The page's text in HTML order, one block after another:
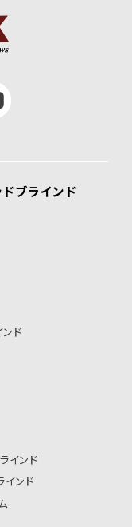
ブラインド
ド
インド
ンド